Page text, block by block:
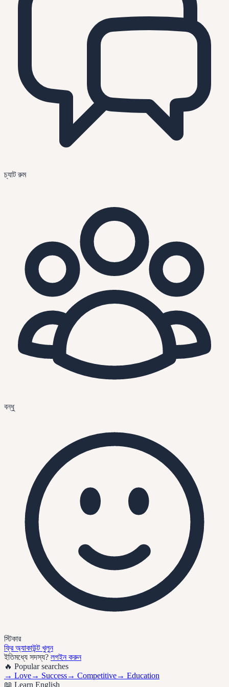
চ্যাট রুম
বন্ধু
স্টিকার
ফ্রি অ্যাকাউন্ট খুলুন
ইতিমধ্যে সদস্য? লগইন করুন
🔥 Popular searches
→ Love→ Success→ Competitive→ Education
📖 Learn English